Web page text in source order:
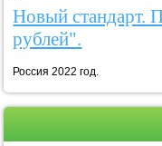
Новый стандарт.
рублей".
Россия 2022 год.